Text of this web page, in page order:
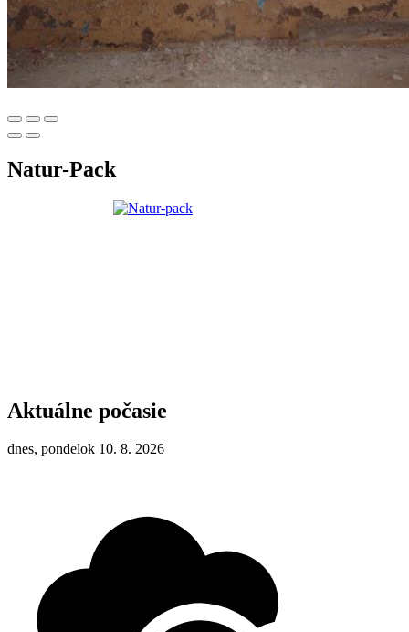
Natur-Pack
Aktuálne počasie
dnes, pondelok 10. 8. 2026